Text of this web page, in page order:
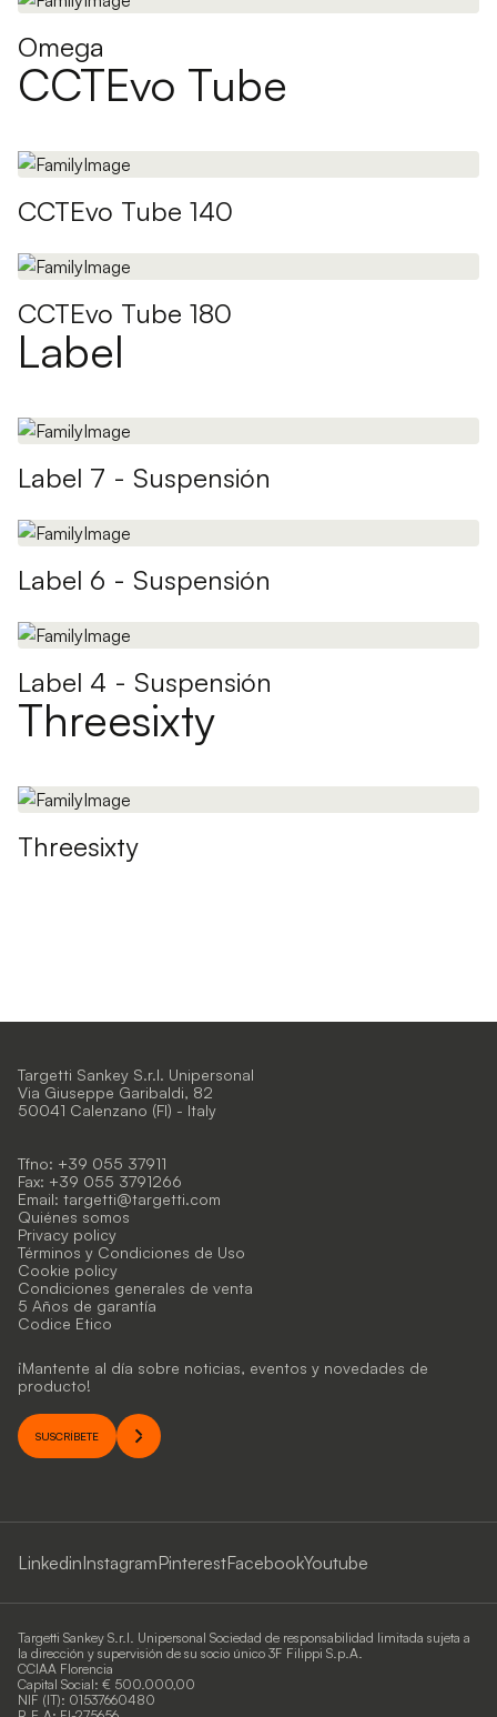
Omega
CCTEvo Tube
CCTEvo Tube 140
CCTEvo Tube 180
Label
Label 7 - Suspensión
Label 6 - Suspensión
Label 4 - Suspensión
Threesixty
Threesixty
Targetti Sankey S.r.l. Unipersonal
Via Giuseppe Garibaldi, 82
50041 Calenzano (FI) - Italy
Tfno: +39 055 37911
Fax: +39 055 3791266
Email: targetti@targetti.com
Quiénes somos
Privacy policy
Términos y Condiciones de Uso
Cookie policy
Condiciones generales de venta
5 Años de garantía
Codice Etico
¡Mantente al día sobre noticias, eventos y novedades de
producto!
SUSCRÍBETE
LinkedinInstagramPinterestFacebookYoutube
Targetti Sankey S.r.l. Unipersonal Sociedad de responsabilidad limitada sujeta a
la dirección y supervisión de su socio único 3F Filippi S.p.A.
CCIAA Florencia
Capital Social: € 500.000,00
NIF (IT): 01537660480